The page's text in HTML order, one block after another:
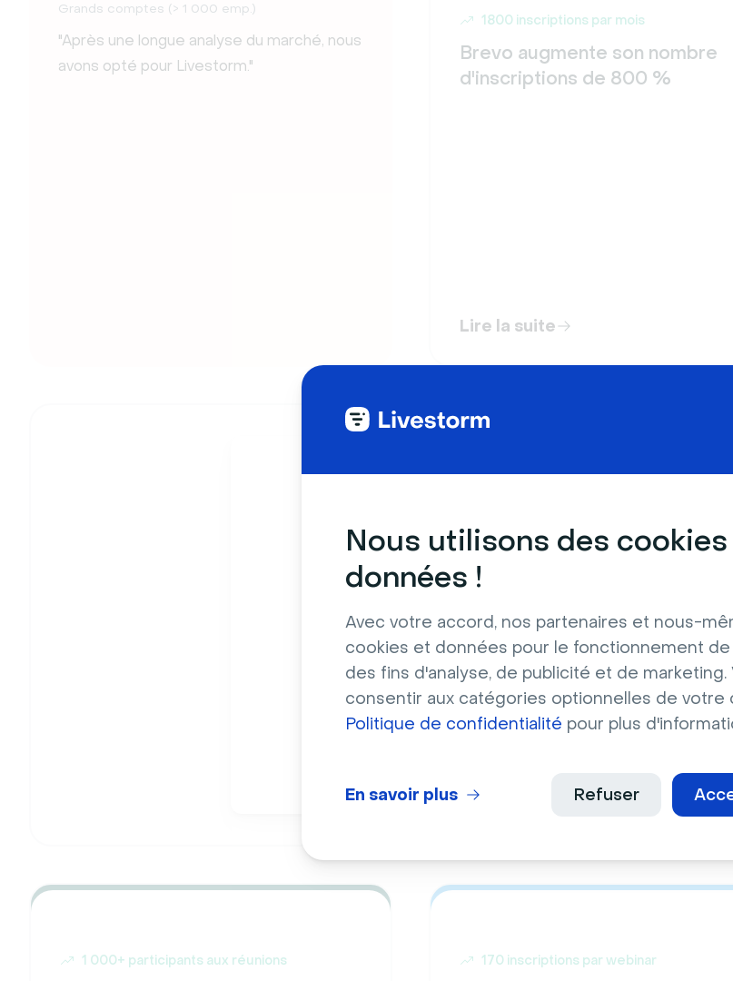
Nous utilisons des
données !
Avec votre accord, nos partenaires et nous-
cookies et données pour le fonctionnement
des fins d'analyse, de publicité et de marketing.
consentir aux catégories optionnelles de votre
Politique de confidentialité pour plus
Refuser
En savoir plus
Grands comptes (> 1 000 emp.)
"Après une longue analyse du marché, nous
avons opté pour Livestorm."
1800 inscriptions par mois
Brevo augmente son nombre
d'inscriptions de 800 %
Lire la suite
1 000+ participants aux réunions 170 inscriptions par webinar